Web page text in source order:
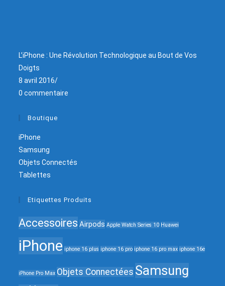
L’iPhone : Une Révolution Technologique au Bout de Vos
Doigts
8 avril 2016/
0 commentaire
Boutique
iPhone
Samsung
Objets Connectés
Tablettes
Etiquettes Produits
Accessoires Airpods Apple Watch Series 10 Huawei
iPhone iphone 16 plus iphone 16 pro iphone 16 pro max iphone 16e
iPhone Pro Max Objets Connectées Samsung